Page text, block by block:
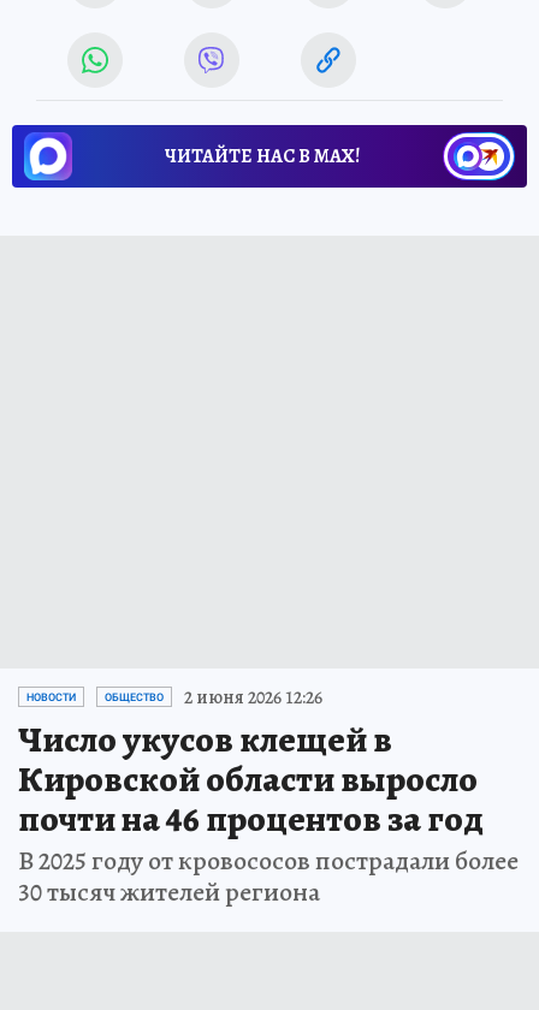
ЧИТАЙТЕ НАС В МАХ!
НОВОСТИ ОБЩЕСТВО 2 июня 2026 12:26
Число укусов клещей в
Кировской области выросло
почти на 46 процентов за год
В 2025 году от кровососов пострадали более
30 тысяч жителей региона